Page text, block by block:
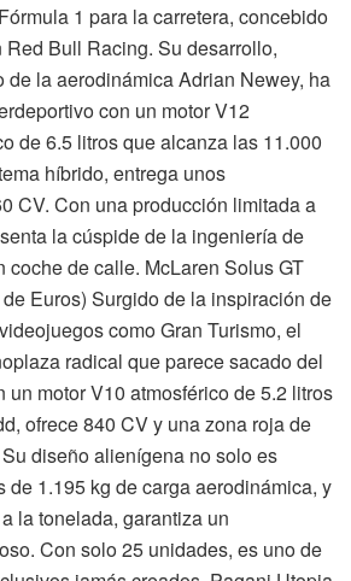
1 para la carretera, concebido
Bull Racing. Su desarrollo,
de la aerodinámica Adrian Newey, ha
con un motor V12
de 6.5 litros que alcanza las 11.000
híbrido, entrega unos
CV. Con una producción limitada a
la cúspide de la ingeniería de
coche de calle. McLaren Solus GT
Euros) Surgido de la inspiración de
como Gran Turismo, el
radical que parece sacado del
un motor V10 atmosférico de 5.2 litros
ofrece 840 CV y una zona roja de
diseño alienígena no solo es
de 1.195 kg de carga aerodinámica, y
la tonelada, garantiza un
Con solo 25 unidades, es uno de